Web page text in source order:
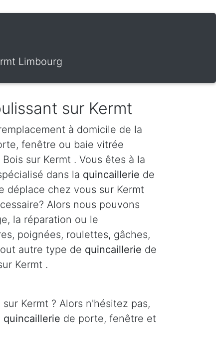
Limbourg
sur Kermt
à domicile de la
fenêtre ou baie vitrée
sur Kermt . Vous êtes à la
dans la quincaillerie de
déplace chez vous sur Kermt
Alors nous pouvons
la réparation ou le
poignées, roulettes, gâches,
autre type de quincaillerie de
Kermt .
Kermt ? Alors n'hésitez pas,
quincaillerie de porte, fenêtre et